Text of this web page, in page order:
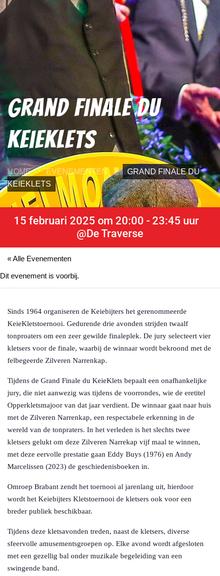
Grand Finale Du
Keieklets
HOME EVENEMENTEN
GRAND FINALE DU
KEIEKLETS
15 februari 2025 om 20:00 - 23:45 uur
@De Traverse
« Alle Evenementen
Dit evenement is voorbij.
Sinds 1964 organiseren de Keiebijters het gerenommeerde
KeieKletstoernooi. Gedurende drie avonden strijden twaalf
tonproaters om een zeer gewilde finaleplek. De jury selecteert vier
kletsers voor de finale, waarbij de winnaar wordt bekroond met de
felbegeerde Zilveren Narrenkap.
Tijdens de Grand Finale du KeieKlets bepaalt een onafhankelijke
jury, die niet aanwezig was tijdens de voorrondes, wie de eretitel
Opperkletsmajoor van dat jaar verdient. De winnaar gaat naar huis
met de Zilveren Narrenkap, een respectabele erkenning in de
wereld van de tonpraters. In het verleden is het slechts twee
kletsers gelukt om deze Zilveren Narrekap vijf maal te winnen,
met deze eervolle prestatie gaan Eddy Buys (1976) en Andy
Marcelissen (2023) de geschiedenisboeken in.
Omroep Brabant zendt het toernooi al jarenlang uit, hierdoor
wordt het Keiebijters Kletstoernooi de kletsers ook voor een
breder publiek beschikbaar.
Tijdens deze kletsavonden treden, naast de kletsers, diverse
sfeervolle amusementsgroepen op. Elke avond wordt afgesloten
met een gezellig bal onder muzikale begeleiding van een
swingende band.